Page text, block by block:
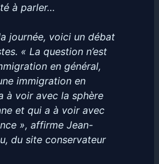
à parler…
journée, voici un débat
« La question n’est
en général,
immigration en
à voir avec la sphère
et qui a à voir avec
», affirme Jean-
du site conservateur